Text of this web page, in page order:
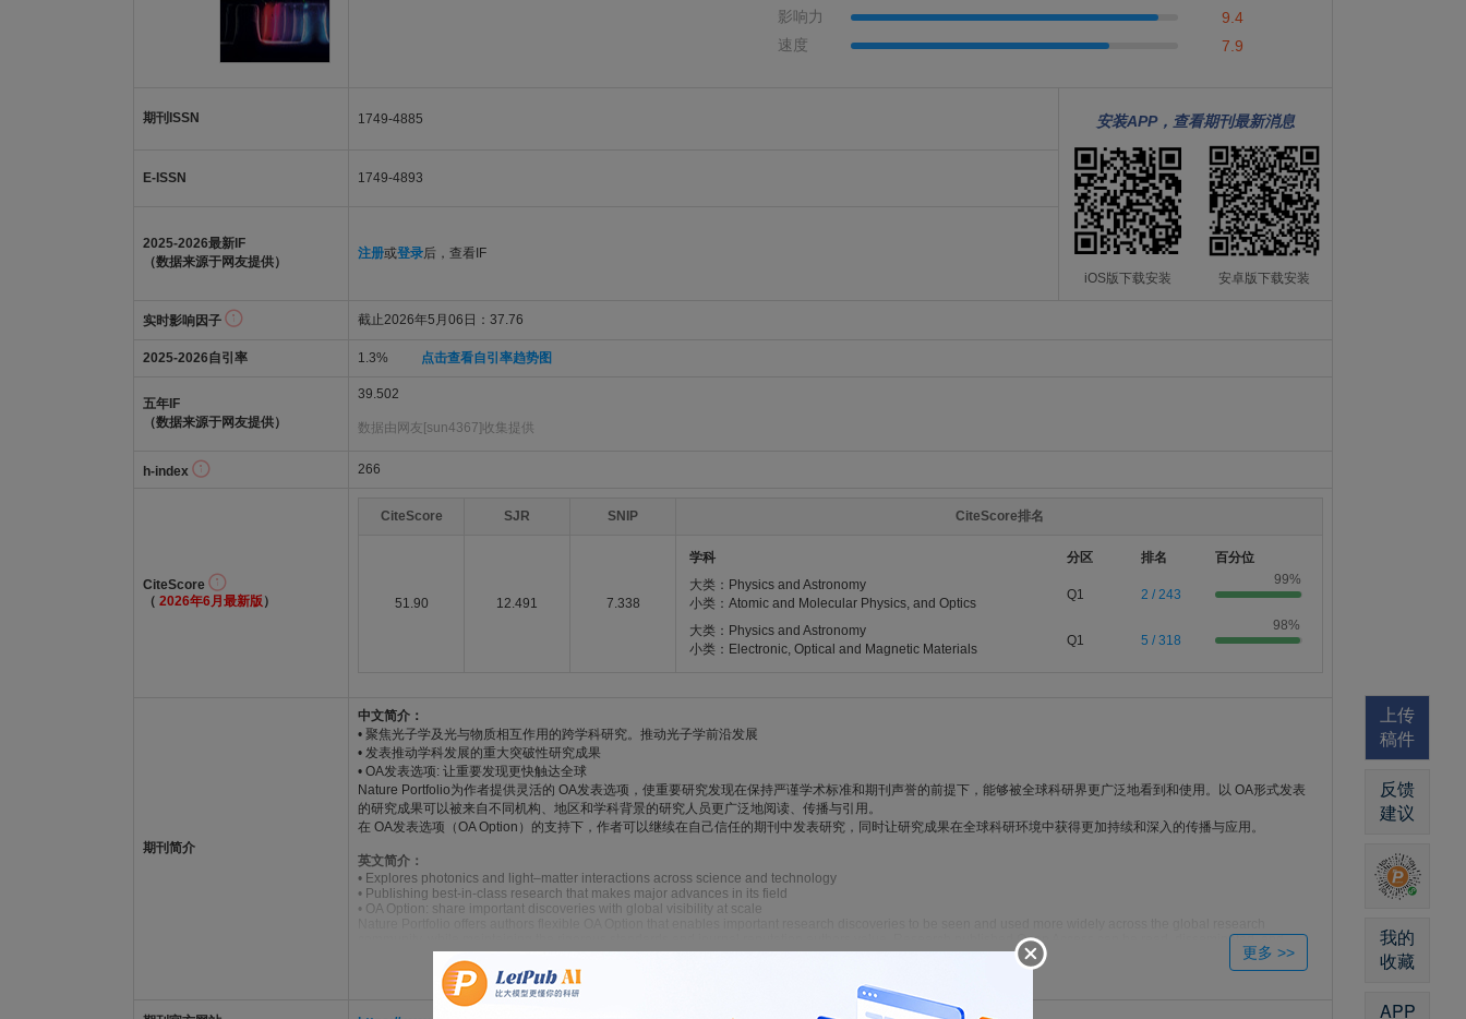
影响力
9.4
速度
7.9
期刊ISSN 1749-4885 安装APP，查看期刊最新消息
iOS版下载安装 安卓版下载安装
E-ISSN 1749-4893
2025-2026最新IF
（数据来源于网友提供）
注册或登录后，查看IF
实时影响因子 截止2026年5月06日：37.76
2025-2026自引率 1.3% 点击查看自引率趋势图
五年IF
（数据来源于网友提供）
39.502
数据由网友[sun4367]收集提供
h-index 266
CiteScore
（ 2026年6月最新版 ）
CiteScore SJR SNIP CiteScore排名
51.90 12.491 7.338
学科 分区 排名
百分位
大类：Physics and Astronomy
小类：Atomic and Molecular Physics, and Optics
Q1 2 / 243
99%
大类：Physics and Astronomy
小类：Electronic, Optical and Magnetic Materials
Q1 5 / 318
98%
期刊简介
中文简介：
• 聚焦光子学及光与物质相互作用的跨学科研究。推动光子学前沿发展
• 发表推动学科发展的重大突破性研究成果
• OA发表选项: 让重要发现更快触达全球
Nature Portfolio为作者提供灵活的 OA发表选项，使重要研究发现在保持严谨学术标准和期刊声誉的前提下，能够被全球科研界更广泛地看到和使用。以 OA形式发表
的研究成果可以被来自不同机构、地区和学科背景的研究人员更广泛地阅读、传播与引用。
在 OA发表选项（OA Option）的支持下，作者可以继续在自己信任的期刊中发表研究，同时让研究成果在全球科研环境中获得更加持续和深入的传播与应用。
英文简介：
• Explores photonics and light–matter interactions across science and technology
• Publishing best-in-class research that makes major advances in its field
• OA Option: share important discoveries with global visibility at scale
community, while maintaining the rigorous standards and journal reputation authors value. Research published Open Access can be read, disseminated, and
cited more broadly by researchers across institutions, regions, and disciplines.
With OA Option available, authors can continue publishing in journals they trust, while allowing their work to achieve more sustained and meaningful
dissemination within the global research landscape.
上传
稿件
反馈
建议
我的
收藏
APP